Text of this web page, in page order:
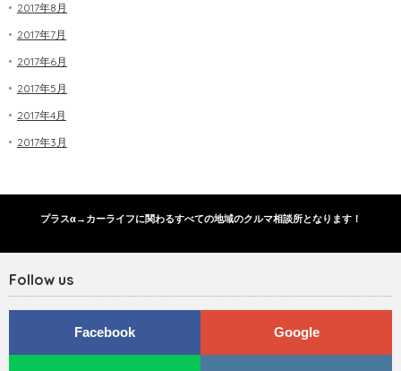
2017年8月
2017年7月
2017年6月
2017年5月
2017年4月
2017年3月
プラスα→カーライフに関わるすべての地域のクルマ相談所となります！
Follow us
Facebook Google